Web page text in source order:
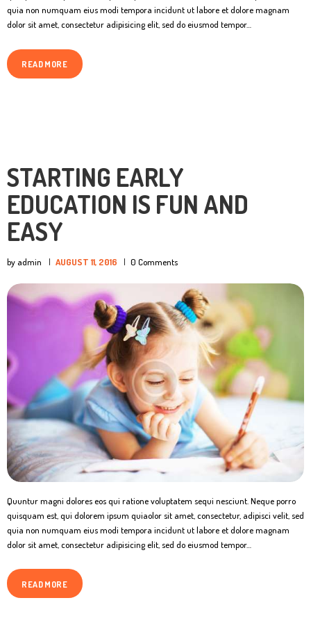
quia non numquam eius modi tempora incidunt ut labore et dolore magnam
dolor sit amet, consectetur adipisicing elit, sed do eiusmod tempor…
READ MORE
STARTING EARLY
EDUCATION IS FUN AND
EASY
by admin AUGUST 11, 2016 0 Comments
Quuntur magni dolores eos qui ratione voluptatem sequi nesciunt. Neque porro
quisquam est, qui dolorem ipsum quiaolor sit amet, consectetur, adipisci velit, sed
quia non numquam eius modi tempora incidunt ut labore et dolore magnam
dolor sit amet, consectetur adipisicing elit, sed do eiusmod tempor…
READ MORE